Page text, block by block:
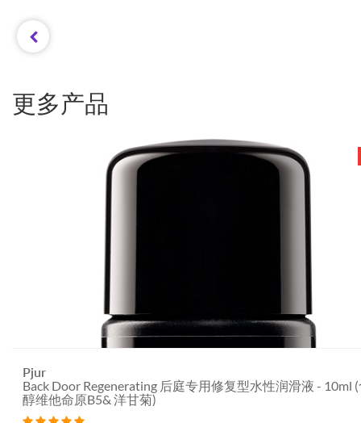
更多产品
Pjur
Back Door Regenerating 后庭专用修复型水性润滑液 - 10ml
醇维他命原B5& 洋甘菊)